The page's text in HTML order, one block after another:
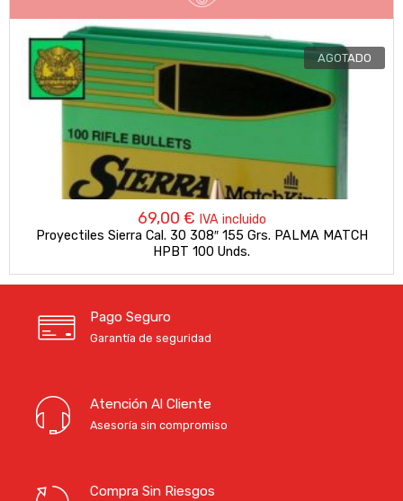
AGOTADO
69,00 € IVA incluido
Proyectiles Sierra Cal. 30 308″ 155 Grs. PALMA MATCH
HPBT 100 Unds.
Pago Seguro
Garantía de seguridad
Atención Al Cliente
Asesoría sin compromiso
Compra Sin Riesgos